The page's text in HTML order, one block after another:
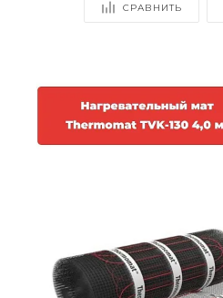
СРАВНИТЬ